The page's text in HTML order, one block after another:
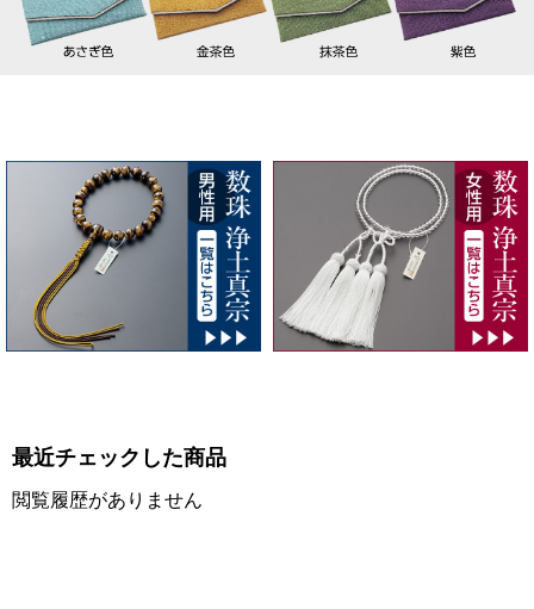
最近チェックした商品
閲覧履歴がありません